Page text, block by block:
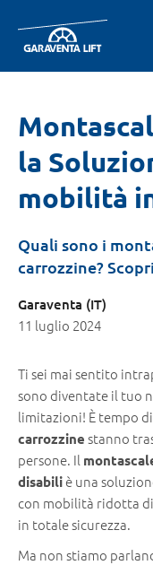
Ti
trovi
qui:
la
mobilità
Quali sono i
carrozzine?
Garaventa (IT)
11 luglio 2024
Ti sei mai sentito
sono diventate il tuo
limitazioni! È tempo
carrozzine stanno
persone. Il
disabiliè una
con mobilità ridotta
in totale sicurezza.
Ma non stiamo